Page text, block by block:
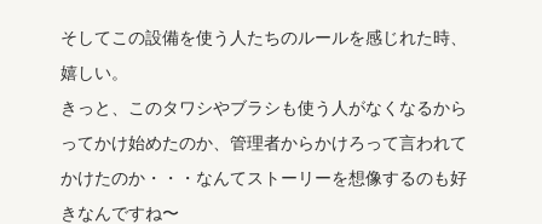
そしてこの設備を使う人たちのルールを感じれた時、
嬉しい。
きっと、このタワシやブラシも使う人がなくなるから
ってかけ始めたのか、管理者からかけろって言われて
かけたのか・・・なんてストーリーを想像するのも好
きなんですね〜